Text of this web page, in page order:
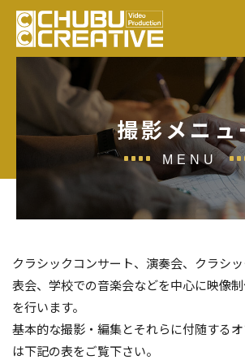
撮影メニュ
MENU
クラシックコンサート、演奏会、クラシ
表会、学校での音楽会などを中心に映像
を行います。
基本的な撮影・編集とそれらに付随する
は下記の表をご覧下さい。